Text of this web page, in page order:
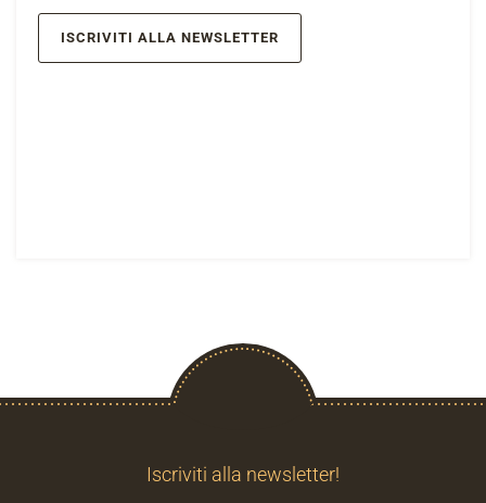
ISCRIVITI ALLA NEWSLETTER
Iscriviti alla newsletter!